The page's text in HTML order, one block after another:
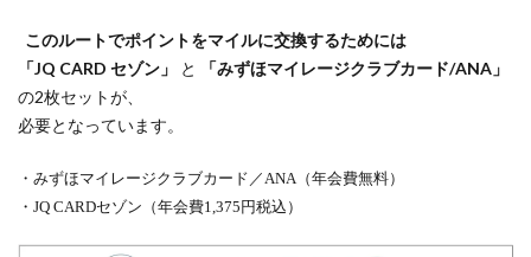
このルートでポイントをマイルに交換するためには
「JQ CARD セゾン」
と
「みずほマイレージクラブカード/ANA」
の2枚セットが、
必要となっています。
・みずほマイレージクラブカード／ANA（年会費無料）
・JQ CARDセゾン（年会費1,375円税込）